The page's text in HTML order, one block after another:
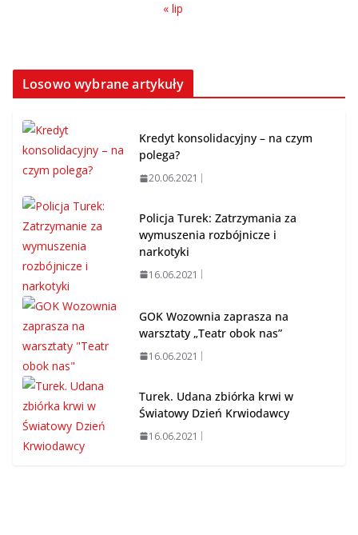
« lip
Losowo wybrane artykuły
Kredyt konsolidacyjny – na czym
polega?
20.06.2021
Policja Turek: Zatrzymania za
wymuszenia rozbójnicze i
narkotyki
16.06.2021
GOK Wozownia zaprasza na
warsztaty „Teatr obok nas”
16.06.2021
Turek. Udana zbiórka krwi w
Światowy Dzień Krwiodawcy
16.06.2021